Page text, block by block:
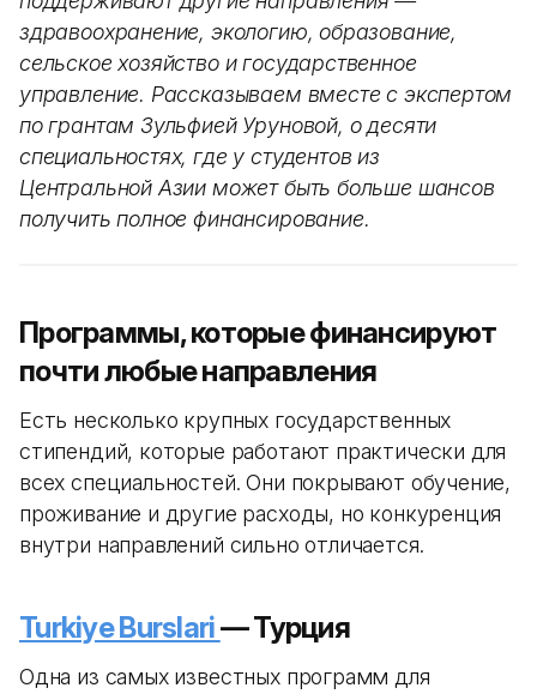
здравоохранение, экологию, образование,
сельское хозяйство и государственное
управление. Рассказываем вместе с экспертом
по грантам Зульфией Уруновой, о десяти
специальностях, где у студентов из
Центральной Азии может быть больше шансов
получить полное финансирование.
Программы, которые финансируют
почти любые направления
Есть несколько крупных государственных
стипендий, которые работают практически для
всех специальностей. Они покрывают обучение,
проживание и другие расходы, но конкуренция
внутри направлений сильно отличается.
Turkiye Burslari— Турция
Одна из самых известных программ для